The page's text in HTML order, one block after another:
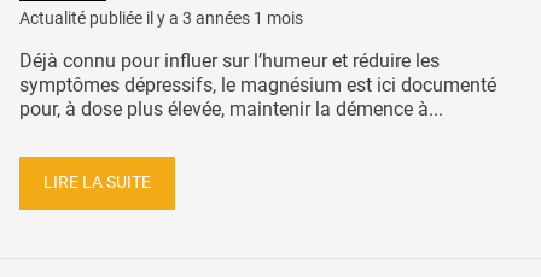
Actualité publiée il y a 3 années 1 mois
Déjà connu pour influer sur l’humeur et réduire les
symptômes dépressifs, le magnésium est ici documenté
pour, à dose plus élevée, maintenir la démence à...
LIRE LA SUITE